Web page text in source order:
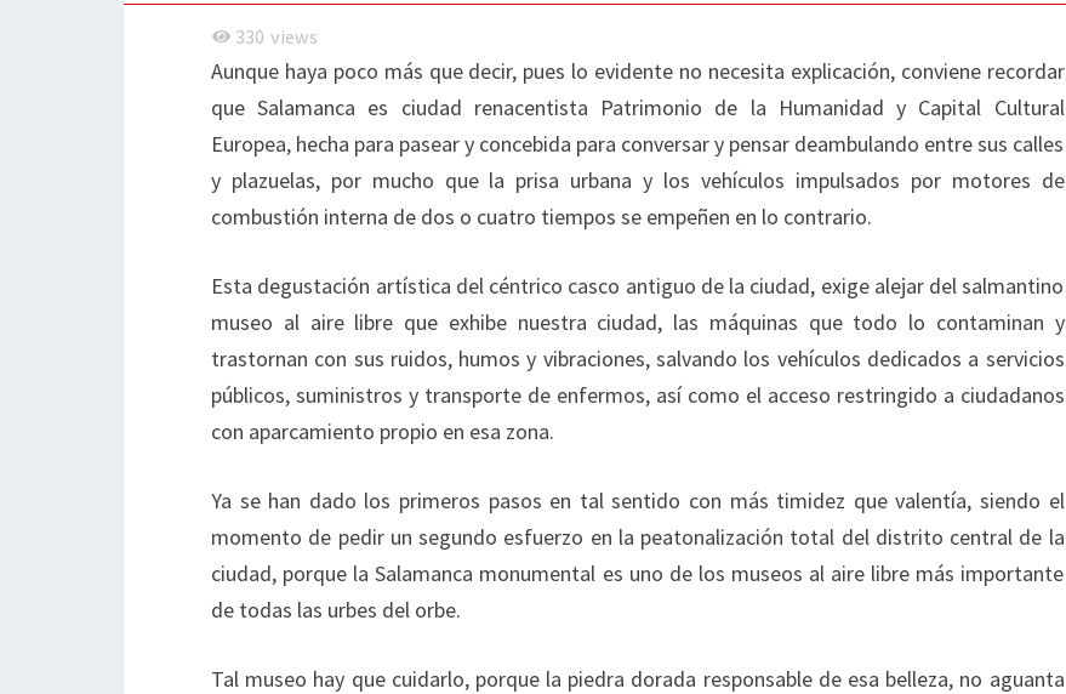
330 views
Aunque haya poco más que decir, pues lo evidente no necesita explicación, conviene recordar
que Salamanca es ciudad renacentista Patrimonio de la Humanidad y Capital Cultural
Europea, hecha para pasear y concebida para conversar y pensar deambulando entre sus calles
y plazuelas, por mucho que la prisa urbana y los vehículos impulsados por motores de
combustión interna de dos o cuatro tiempos se empeñen en lo contrario.
Esta degustación artística del céntrico casco antiguo de la ciudad, exige alejar del salmantino
museo al aire libre que exhibe nuestra ciudad, las máquinas que todo lo contaminan y
trastornan con sus ruidos, humos y vibraciones, salvando los vehículos dedicados a servicios
públicos, suministros y transporte de enfermos, así como el acceso restringido a ciudadanos
con aparcamiento propio en esa zona.
Ya se han dado los primeros pasos en tal sentido con más timidez que valentía, siendo el
momento de pedir un segundo esfuerzo en la peatonalización total del distrito central de la
ciudad, porque la Salamanca monumental es uno de los museos al aire libre más importante
de todas las urbes del orbe.
Tal museo hay que cuidarlo, porque la piedra dorada responsable de esa belleza, no aguanta